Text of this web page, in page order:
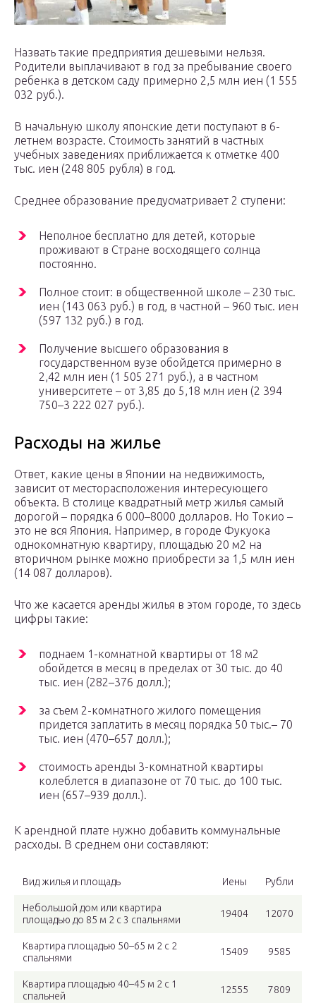
Назвать такие предприятия дешевыми нельзя.
Родители выплачивают в год за пребывание своего
ребенка в детском саду примерно 2,5 млн иен (1 555
032 руб.).
В начальную школу японские дети поступают в 6-
летнем возрасте. Стоимость занятий в частных
учебных заведениях приближается к отметке 400
тыс. иен (248 805 рубля) в год.
Среднее образование предусматривает 2 ступени:
Неполное бесплатно для детей, которые
проживают в Стране восходящего солнца
постоянно.
Полное стоит: в общественной школе – 230 тыс.
иен (143 063 руб.) в год, в частной – 960 тыс. иен
(597 132 руб.) в год.
Получение высшего образования в
государственном вузе обойдется примерно в
2,42 млн иен (1 505 271 руб.), а в частном
университете – от 3,85 до 5,18 млн иен (2 394
750–3 222 027 руб.).
Расходы на жилье
Ответ, какие цены в Японии на недвижимость,
зависит от месторасположения интересующего
объекта. В столице квадратный метр жилья самый
дорогой – порядка 6 000–8000 долларов. Но Токио –
это не вся Япония. Например, в городе Фукуока
однокомнатную квартиру, площадью 20 м2 на
вторичном рынке можно приобрести за 1,5 млн иен
(14 087 долларов).
Что же касается аренды жилья в этом городе, то здесь
цифры такие:
поднаем 1-комнатной квартиры от 18 м2
обойдется в месяц в пределах от 30 тыс. до 40
тыс. иен (282–376 долл.);
за съем 2-комнатного жилого помещения
придется заплатить в месяц порядка 50 тыс.– 70
тыс. иен (470–657 долл.);
стоимость аренды 3-комнатной квартиры
колеблется в диапазоне от 70 тыс. до 100 тыс.
иен (657–939 долл.).
К арендной плате нужно добавить коммунальные
расходы. В среднем они составляют:
Вид жилья и площадь Иены Рубли
Небольшой дом или квартира
площадью до 85 м 2 с 3 спальнями
19404 12070
Квартира площадью 50–65 м 2 с 2
спальнями
15409 9585
Квартира площадью 40–45 м 2 с 1
спальней
12555 7809